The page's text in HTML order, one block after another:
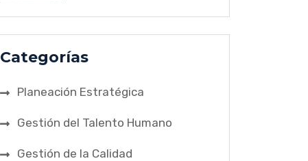
Categorías
Planeación Estratégica
Gestión del Talento Humano
Gestión de la Calidad